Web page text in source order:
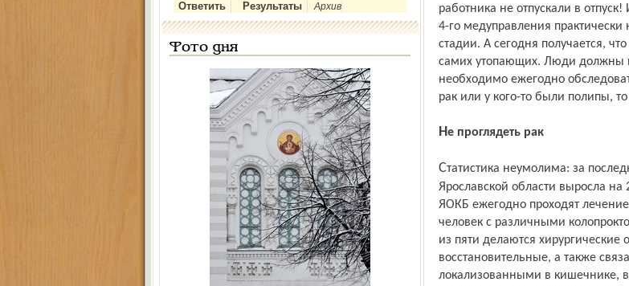
Архив
Фото дня
работника не отпускали в
4-го медуправления
стадии. А сегодня получается,
самих утопающих. Люди должны
необходимо ежегодно
рак или у кого-то были полипы,
Не проглядеть рак
Статистика неумолима: за последние 10 лет заболеваемость раком прямой кишки в
Ярославской области выросла на
ЯОКБ ежегодно проходят
человек с различными
из пяти делаются хирургические
восстановительные, а также
локализованными в кишечнике,